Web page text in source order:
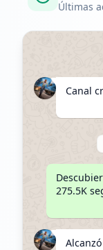
Últimas
Canal
275.5K